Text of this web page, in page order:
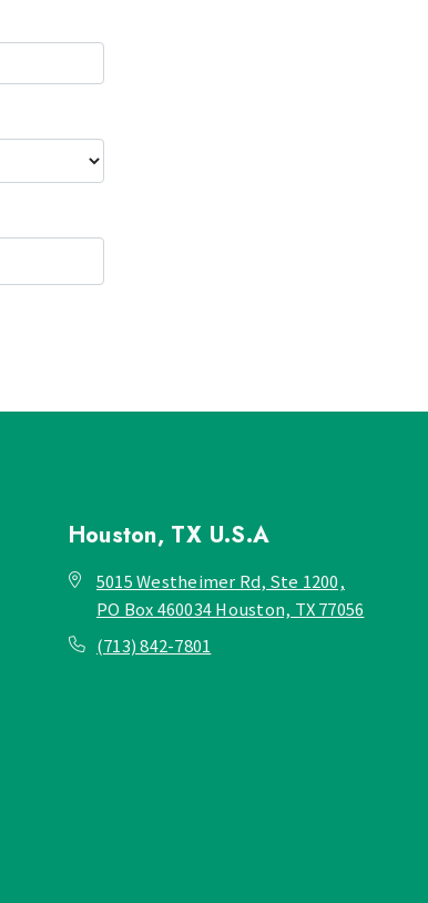
Houston, TX U.S.A
5015 Westheimer Rd, Ste 1200,
PO Box 460034 Houston, TX 77056
(713) 842-7801